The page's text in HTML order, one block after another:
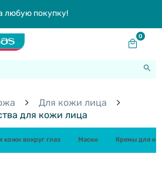
любую покупку!
0
Для кожи лица
для кожи лица
кожи вокруг глаз Маски Кремы для